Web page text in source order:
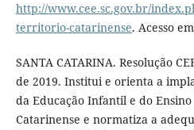
http://www.cee.sc.gov.br/
territorio-catarinense. Acesso
SANTA CATARINA. Resolução
de 2019. Institui e orienta a
da Educação Infantil e do
Catarinense e normatiza a